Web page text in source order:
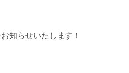
知らせいたします！